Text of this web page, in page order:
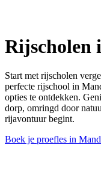
Rijscholen
Start met rijscholen
perfecte rijschool in
opties te ontdekken.
dorp, omringd door
rijavontuur begint.
Boek je proefles in